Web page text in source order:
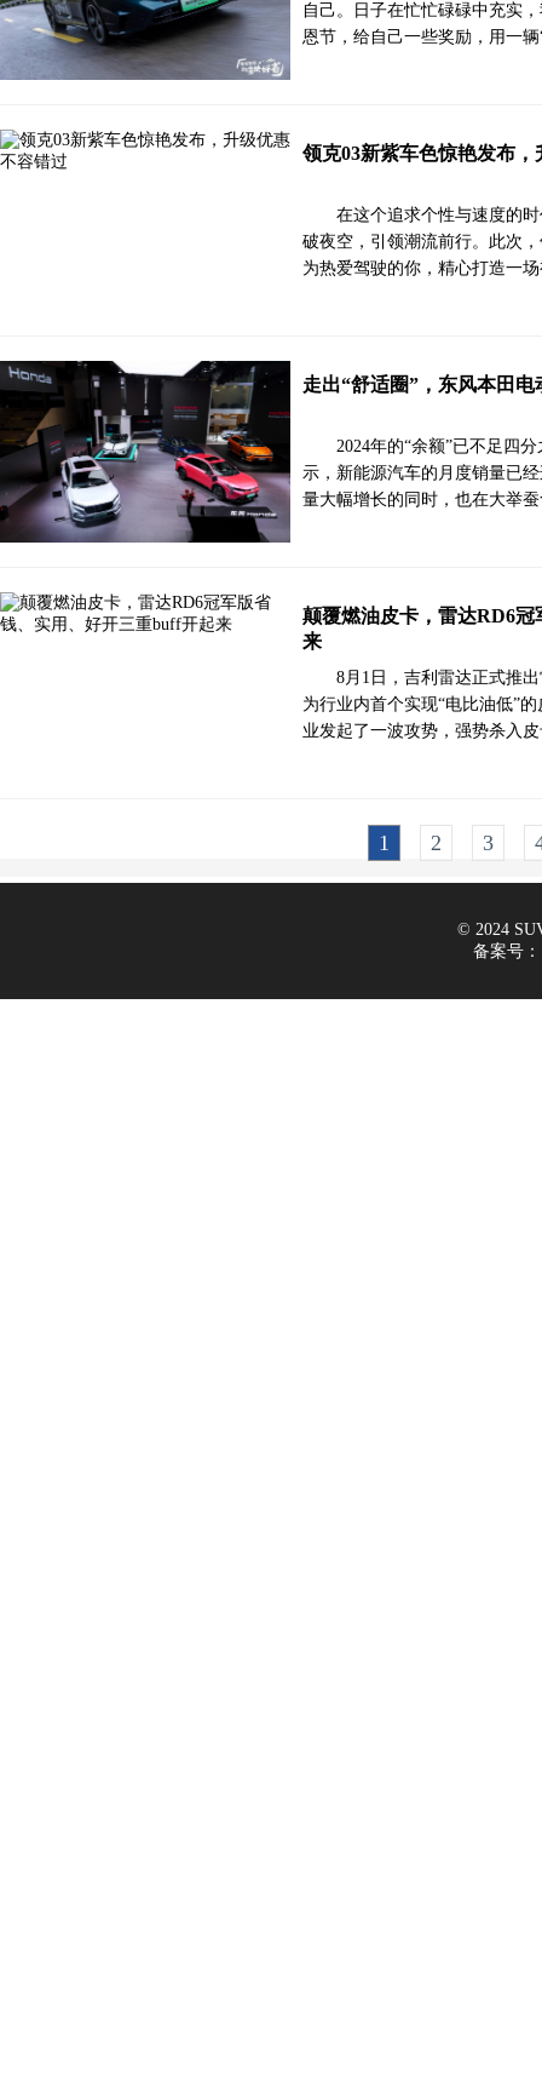
自己。日子在忙忙碌碌中充实
恩节，给自己一些奖励，用一
领克03新紫车色惊艳发布
在这个追求个性与速度的
破夜空，引领潮流前行。此次
为热爱驾驶的你，精心打造一
走出“舒适圈”，东风本田
2024年的“余额”已不足四
示，新能源汽车的月度销量已
量大幅增长的同时，也在大举
颠覆燃油皮卡，雷达RD6
来
8月1日，吉利雷达正式推
为行业内首个实现“电比油低”
业发起了一波攻势，强势杀入
1 2 3
© 2024
备案号：